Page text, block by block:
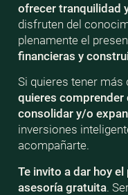
ofrecer tranquilidad
disfruten del
plenamente el
financieras y
Si quieres tener más
quieres comprender
consolidar y/o
inversiones
acompañarte.
Te invito a dar hoy
asesoría gratuita.